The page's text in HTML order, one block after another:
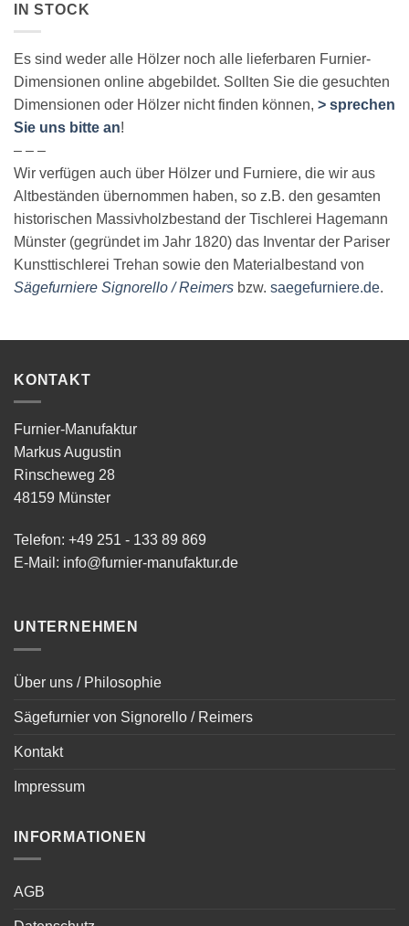
IN STOCK
Es sind weder alle Hölzer noch alle lieferbaren Furnier-
Dimensionen online abgebildet. Sollten Sie die gesuchten
Dimensionen oder Hölzer nicht finden können, > sprechen
Sie uns bitte an!
– – –
Wir verfügen auch über Hölzer und Furniere, die wir aus
Altbeständen übernommen haben, so z.B. den gesamten
historischen Massivholzbestand der Tischlerei Hagemann
Münster (gegründet im Jahr 1820) das Inventar der Pariser
Kunsttischlerei Trehan sowie den Materialbestand von
Sägefurniere Signorello / Reimers bzw. saegefurniere.de.
KONTAKT
Furnier-Manufaktur
Markus Augustin
Rinscheweg 28
48159 Münster
Telefon: +49 251 - 133 89 869
E-Mail: info@furnier-manufaktur.de
UNTERNEHMEN
Über uns / Philosophie
Sägefurnier von Signorello / Reimers
Kontakt
Impressum
INFORMATIONEN
AGB